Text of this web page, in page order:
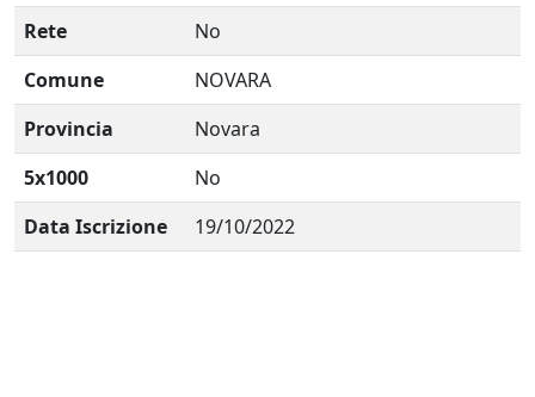
Rete
No
Comune
NOVARA
Provincia
Novara
5x1000
No
Data Iscrizione
19/10/2022